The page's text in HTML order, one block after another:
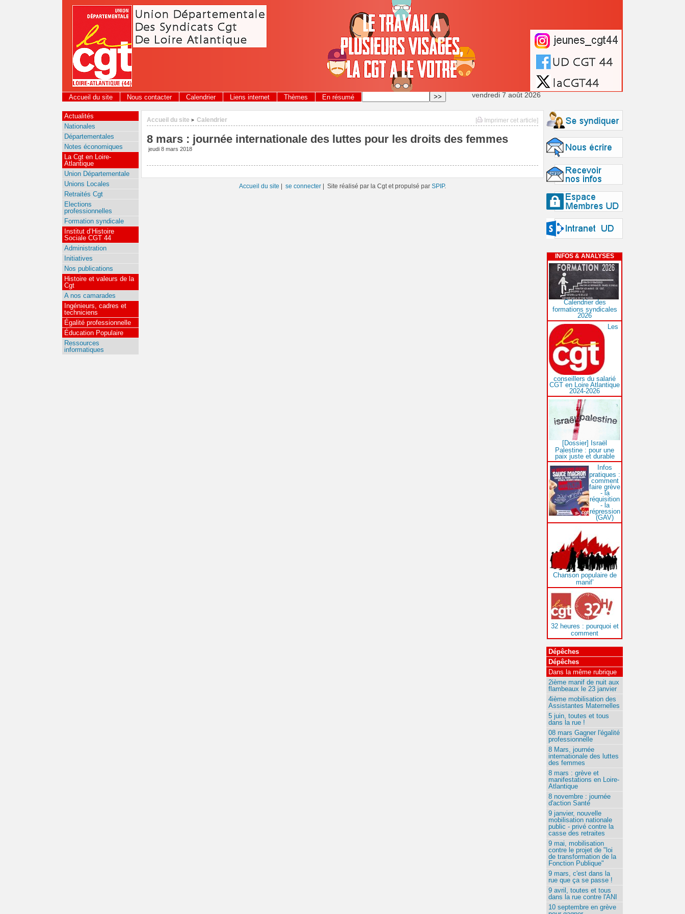
Panneau de gestion des cookies
Accueil du site Nous contacter Calendrier Liens internet Thèmes En résumé vendredi 7 août 2026
[ Imprimer cet article]
Accueil du site > Calendrier
8 mars : journée internationale des luttes pour les droits des femmes
jeudi 8 mars 2018
INFOS & ANALYSES
Calendrier des
formations syndicales
2026
Les
conseillers du salarié
CGT en Loire Atlantique
2024-2026
[Dossier] Israël
Palestine : pour une
paix juste et durable
Infos
pratiques :
comment
faire grève
- la
réquisition
- la
répression
(GAV)
Chanson populaire de
manif’
32 heures : pourquoi et
comment
Dépêches
Dépêches
Dans la même rubrique
2ième manif de nuit aux
flambeaux le 23 janvier
4ième mobilisation des
Assistantes Maternelles
5 juin, toutes et tous
dans la rue !
08 mars Gagner l'égalité
professionnelle
8 Mars, journée
internationale des luttes
des femmes
8 mars : grève et
manifestations en Loire-
Atlantique
8 novembre : journée
d'action Santé
9 janvier, nouvelle
mobilisation nationale
public - privé contre la
casse des retraites
9 mai, mobilisation
contre le projet de "loi
de transformation de la
Fonction Publique"
9 mars, c'est dans la
rue que ça se passe !
9 avril, toutes et tous
dans la rue contre l'ANI
10 septembre en grève
Actualités
Nationales
Départementales
Notes économiques
La Cgt en Loire-
Atlantique
Union Départementale
Unions Locales
Retraités Cgt
Elections
professionnelles
Formation syndicale
Institut d’Histoire
Sociale CGT 44
Administration
Initiatives
Nos publications
Histoire et valeurs de la
Cgt
A nos camarades
Ingénieurs, cadres et
techniciens
Égalité professionnelle
Éducation Populaire
Ressources
informatiques
Accueil du site | se connecter | Site réalisé par la Cgt et propulsé par SPIP.